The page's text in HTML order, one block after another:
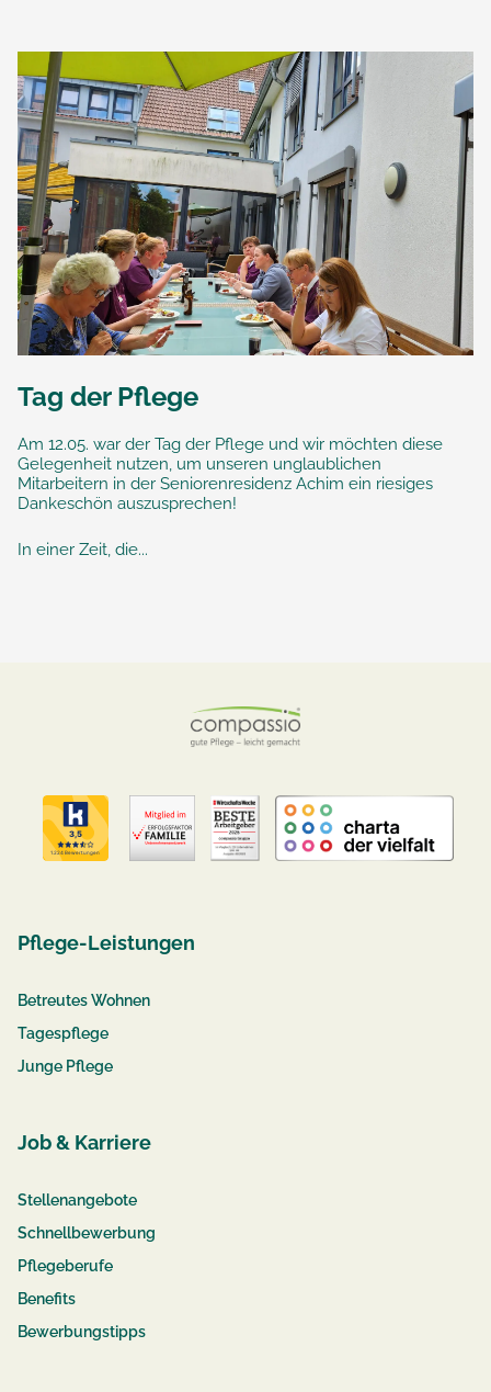
Tag der Pflege
Am 12.05. war der Tag der Pflege und wir möchten diese
Gelegenheit nutzen, um unseren unglaublichen
Mitarbeitern in der Seniorenresidenz Achim ein riesiges
Dankeschön auszusprechen!
In einer Zeit, die...
Pflege-Leistungen
Betreutes Wohnen
Tagespflege
Junge Pflege
Job & Karriere
Stellenangebote
Schnellbewerbung
Pflegeberufe
Benefits
Bewerbungstipps